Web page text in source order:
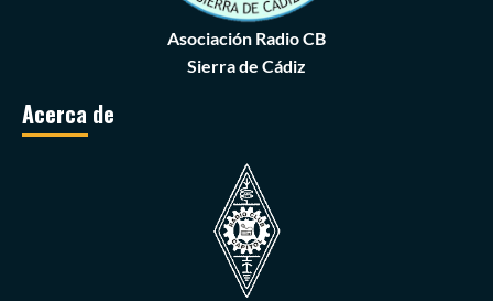
Asociación Radio CB
Sierra de Cádiz
Acerca de